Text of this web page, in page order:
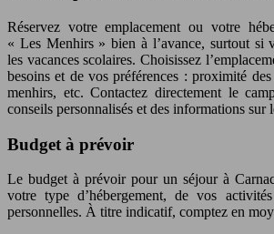
Réservez votre emplacement ou votre
« Les Menhirs » bien à l’avance, surtout si
les vacances scolaires. Choisissez
besoins et de vos préférences : proximité
menhirs, etc. Contactez directement le
conseils personnalisés et des informations sur
Budget à prévoir
Le budget à prévoir pour un séjour à
votre type d’hébergement, de vos
personnelles. À titre indicatif, comptez en